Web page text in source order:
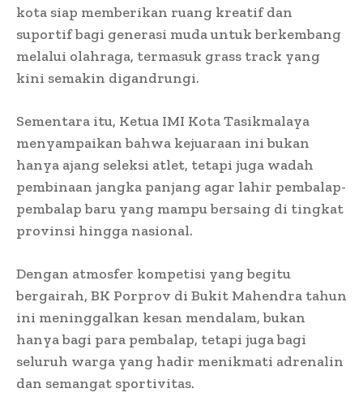
kota siap memberikan ruang kreatif dan
suportif bagi generasi muda untuk berkembang
melalui olahraga, termasuk grass track yang
kini semakin digandrungi.
Sementara itu, Ketua IMI Kota Tasikmalaya
menyampaikan bahwa kejuaraan ini bukan
hanya ajang seleksi atlet, tetapi juga wadah
pembinaan jangka panjang agar lahir pembalap-
pembalap baru yang mampu bersaing di tingkat
provinsi hingga nasional.
Dengan atmosfer kompetisi yang begitu
bergairah, BK Porprov di Bukit Mahendra tahun
ini meninggalkan kesan mendalam, bukan
hanya bagi para pembalap, tetapi juga bagi
seluruh warga yang hadir menikmati adrenalin
dan semangat sportivitas.